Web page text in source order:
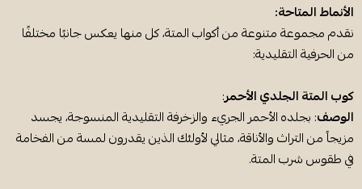
الأنماط المتاحة:
نقدم مجموعة متنوعة من أكواب المتة، كل منها يعكس جانبًا مختلفًا
من الحرفية التقليدية:
كوب المتة الجلدي الأحمر:
الوصف: بجلده الأحمر الجريء والزخرفة التقليدية المنسوجة، يجسد
مزيجاً من التراث والأناقة، مثالي لأولئك الذين يقدرون لمسة من الفخامة
في طقوس شرب المتة.